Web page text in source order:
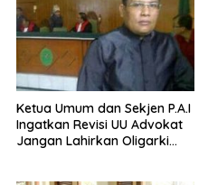
Ketua Umum dan Sekjen P.A.I
Ingatkan Revisi UU Advokat
Jangan Lahirkan Oligarki